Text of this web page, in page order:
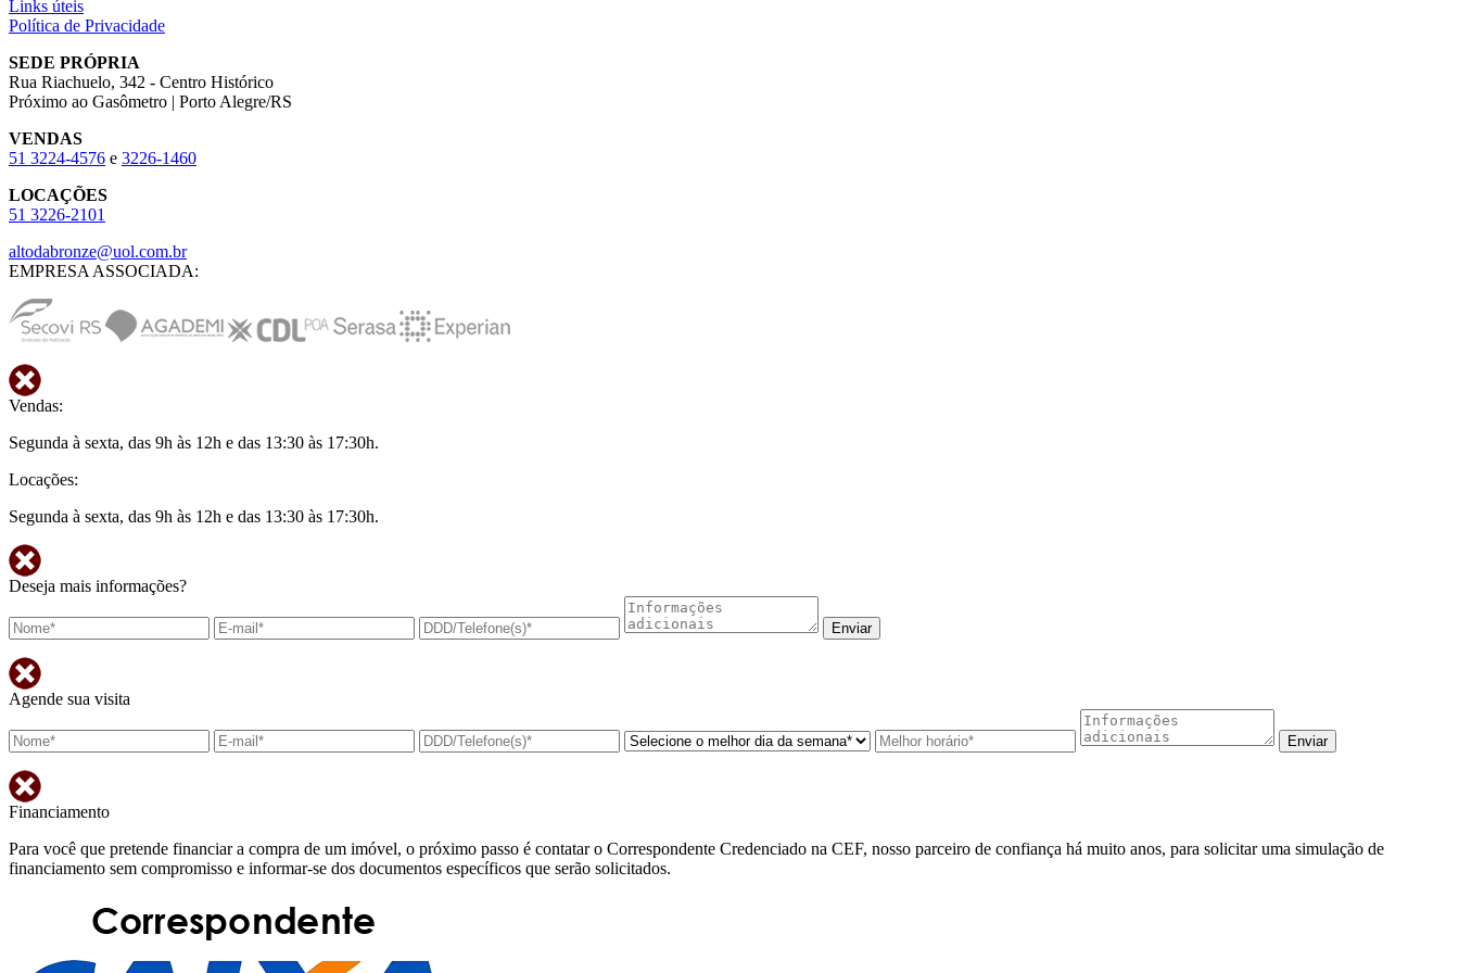
Links úteis
Política de Privacidade
SEDE PRÓPRIA
Rua Riachuelo, 342 - Centro Histórico
Próximo ao Gasômetro | Porto Alegre/RS
VENDAS
51 3224-4576 e 3226-1460
LOCAÇÕES
51 3226-2101
altodabronze@uol.com.br
EMPRESA ASSOCIADA:
Vendas:
Segunda à sexta, das 9h às 12h e das 13:30 às 17:30h.
Locações:
Segunda à sexta, das 9h às 12h e das 13:30 às 17:30h.
Deseja mais informações?
Agende sua visita
Financiamento
Para você que pretende financiar a compra de um imóvel, o próximo passo é contatar o Correspondente Credenciado na CEF, nosso parceiro de confiança há muito anos, para solicitar uma simulação de
financiamento sem compromisso e informar-se dos documentos específicos que serão solicitados.